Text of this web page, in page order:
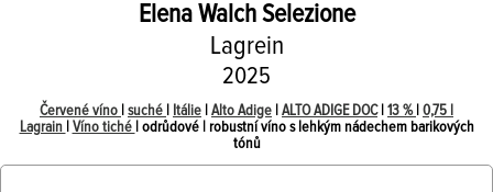
Elena WalchSelezione
Lagrein
2025
Červené víno suché Itálie Alto Adige ALTO ADIGE DOC| 13 % 0,75 l
Lagrain
Víno tiché
| odrůdové | robustní víno s lehkým nádechem barikových
tónů